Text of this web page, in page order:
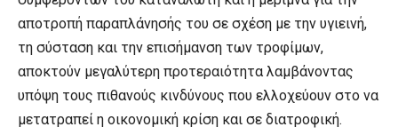
αποτροπή παραπλάνησής του σε σχέση με την υγιεινή,
τη σύσταση και την επισήμανση των τροφίμων,
αποκτούν μεγαλύτερη προτεραιότητα λαμβάνοντας
υπόψη τους πιθανούς κινδύνους που ελλοχεύουν στο να
μετατραπεί η οικονομική κρίση και σε διατροφική.